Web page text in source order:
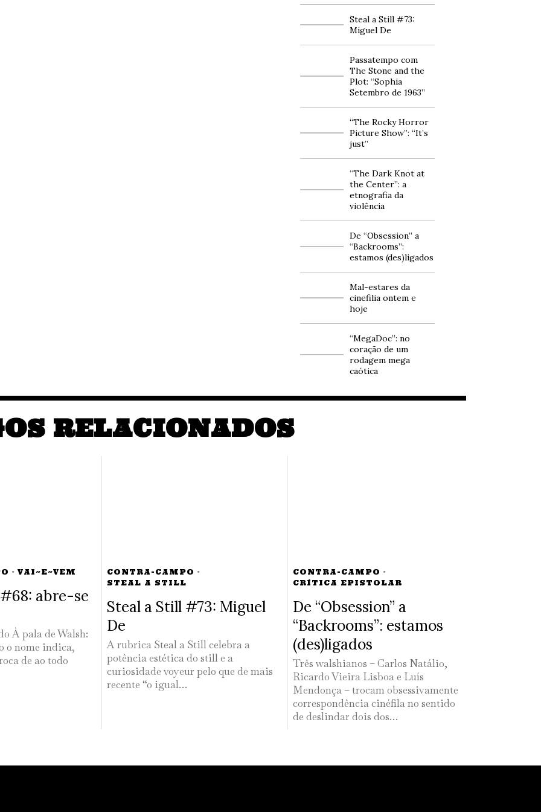
Steal a Still #73:
Miguel De
Passatempo com
The Stone and the
Plot: “Sophia
Setembro de 1963”
“The Rocky Horror
Picture Show”: “It’s
just”
“The Dark Knot at
the Center”: a
etnografia da
violência
De “Obsession” a
“Backrooms”:
estamos (des)ligados
Mal-estares da
cinefilia ontem e
hoje
“MegaDoc”: no
coração de um
rodagem mega
caótica
RELACIONADOS
· VAI~E~VEM
abre-se
À pala de Walsh:
o nome indica,
de ao todo
CONTRA-CAMPO ·
STEAL A STILL
Steal a Still #73: Miguel
De
A rubrica Steal a Still celebra a
potência estética do still e a
curiosidade voyeur pelo que de mais
recente “o igual…
CONTRA-CAMPO ·
CRÍTICA EPISTOLAR
De “Obsession” a
“Backrooms”: estamos
(des)ligados
Três walshianos – Carlos Natálio,
Ricardo Vieira Lisboa e Luís
Mendonça – trocam obsessivamente
correspondência cinéfila no sentido
de deslindar dois dos…